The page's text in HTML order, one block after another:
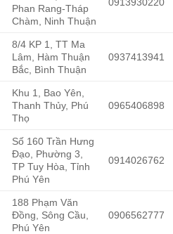
Phan Rang-Tháp
Chàm, Ninh Thuận
8/4 KP 1, TT Ma
Lâm, Hàm Thuận
Bắc, Bình Thuận
0937413941
Khu 1, Bao Yên,
Thanh Thủy, Phú
Thọ
0965406898
Số 160 Trần Hưng
Đạo, Phường 3,
TP Tuy Hòa, Tỉnh
Phú Yên
0914026762
188 Phạm Văn
Đồng, Sông Cầu,
Phú Yên
0906562777